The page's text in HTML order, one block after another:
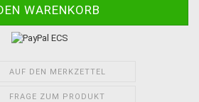
AUF DEN MERKZETTEL
FRAGE ZUM PRODUKT